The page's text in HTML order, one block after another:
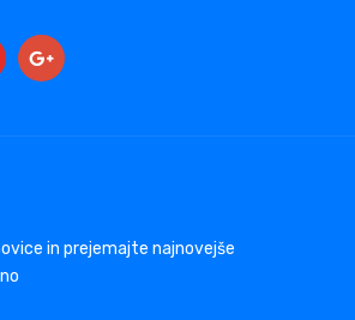
in prejemajte najnovejše